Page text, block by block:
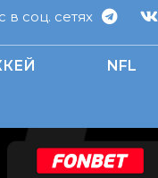
в соц. сетях
NFL